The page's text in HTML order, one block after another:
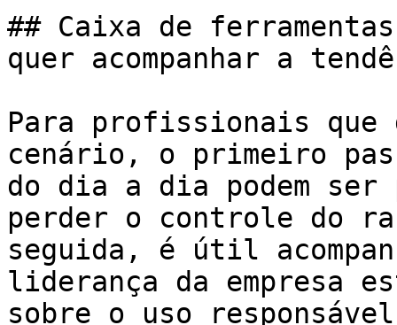
## Caixa de
quer acompanhar a
Para profissionais que
cenário, o primeiro
do dia a dia podem ser
perder o controle do
seguida, é útil
liderança da empresa
sobre o uso